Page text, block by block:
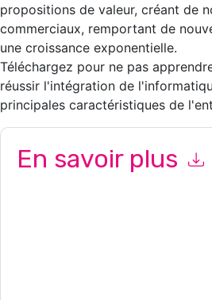
propositions de valeur, créant de
commerciaux, remportant de
une croissance exponentielle.
Téléchargez pour ne pas
réussir l'intégration de
principales caractéristiques de
En savoir plus